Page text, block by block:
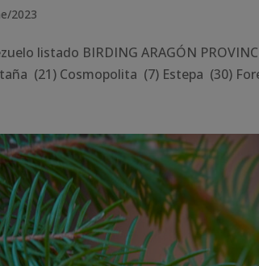
2023
listado BIRDING ARAGÓN
(21) Cosmopolita (7) Estepa (30)